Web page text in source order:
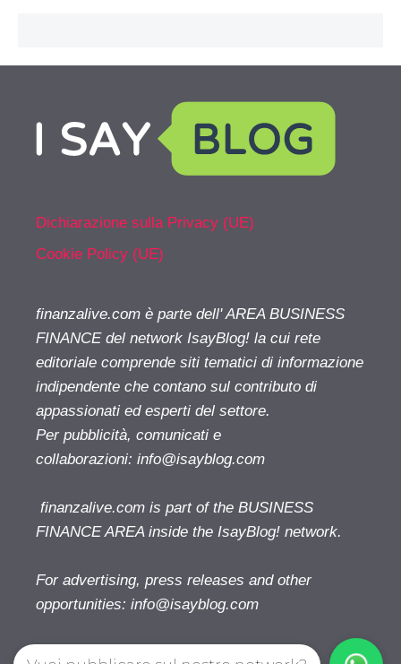
Dichiarazione sulla Privacy (UE)
Cookie Policy (UE)
finanzalive.com è parte dell' AREA BUSINESS
FINANCE del network IsayBlog! la cui rete
editoriale comprende siti tematici di informazione
indipendente che contano sul contributo di
appassionati ed esperti del settore.
Per pubblicità, comunicati e
collaborazioni: info@isayblog.com
finanzalive.com is part of the BUSINESS
FINANCE AREA inside the IsayBlog! network.
For advertising, press releases and other
opportunities: info@isayblog.com